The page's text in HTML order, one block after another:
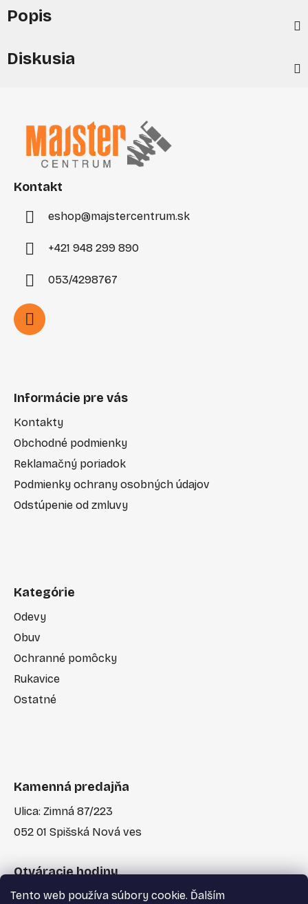
Tento web používa súbory cookie. Ďalším
Popis
Diskusia
Kontakt
eshop@majstercentrum.sk
+421 948 299 890
053/4298767
Informácie pre vás
Kontakty
Obchodné podmienky
Reklamačný poriadok
Podmienky ochrany osobných údajov
Odstúpenie od zmluvy
Kategórie
Odevy
Obuv
Ochranné pomôcky
Rukavice
Ostatné
Kamenná predajňa
Ulica: Zimná 87/223
052 01 Spišská Nová ves
Otváracie hodiny
Po-Pia: 7:30 - 17:00